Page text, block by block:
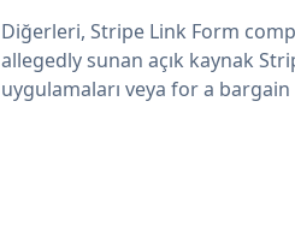
Diğerleri, Stripe Link Form
allegedly sunan açık kaynak
uygulamaları veya for a bargain